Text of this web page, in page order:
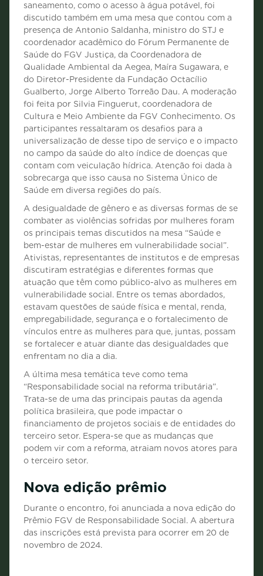
saneamento, como o acesso à água potável, foi
discutido também em uma mesa que contou com a
presença de Antonio Saldanha, ministro do STJ e
coordenador acadêmico do Fórum Permanente de
Saúde do FGV Justiça, da Coordenadora de
Qualidade Ambiental da Aegea, Maíra Sugawara, e
do Diretor-Presidente da Fundação Octacílio
Gualberto, Jorge Alberto Torreão Dau. A moderação
foi feita por Silvia Finguerut, coordenadora de
Cultura e Meio Ambiente da FGV Conhecimento. Os
participantes ressaltaram os desafios para a
universalização de desse tipo de serviço e o impacto
no campo da saúde do alto índice de doenças que
contam com veiculação hídrica. Atenção foi dada à
sobrecarga que isso causa no Sistema Único de
Saúde em diversa regiões do país.
A desigualdade de gênero e as diversas formas de se
combater as violências sofridas por mulheres foram
os principais temas discutidos na mesa “Saúde e
bem-estar de mulheres em vulnerabilidade social”.
Ativistas, representantes de institutos e de empresas
discutiram estratégias e diferentes formas que
atuação que têm como público-alvo as mulheres em
vulnerabilidade social. Entre os temas abordados,
estavam questões de saúde física e mental, renda,
empregabilidade, segurança e o fortalecimento de
vínculos entre as mulheres para que, juntas, possam
se fortalecer e atuar diante das desigualdades que
enfrentam no dia a dia.
A última mesa temática teve como tema
“Responsabilidade social na reforma tributária”.
Trata-se de uma das principais pautas da agenda
política brasileira, que pode impactar o
financiamento de projetos sociais e de entidades do
terceiro setor. Espera-se que as mudanças que
podem vir com a reforma, atraiam novos atores para
o terceiro setor.
Nova edição prêmio
Durante o encontro, foi anunciada a nova edição do
Prêmio FGV de Responsabilidade Social. A abertura
das inscrições está prevista para ocorrer em 20 de
novembro de 2024.